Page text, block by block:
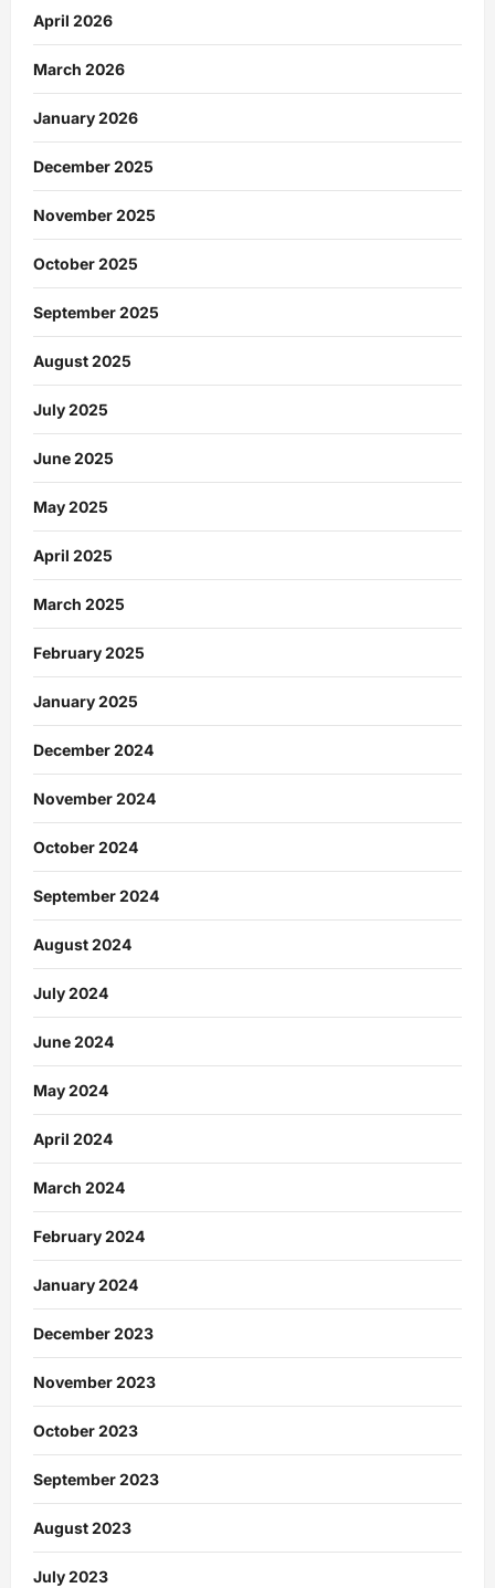
April 2026
March 2026
January 2026
December 2025
November 2025
October 2025
September 2025
August 2025
July 2025
June 2025
May 2025
April 2025
March 2025
February 2025
January 2025
December 2024
November 2024
October 2024
September 2024
August 2024
July 2024
June 2024
May 2024
April 2024
March 2024
February 2024
January 2024
December 2023
November 2023
October 2023
September 2023
August 2023
July 2023